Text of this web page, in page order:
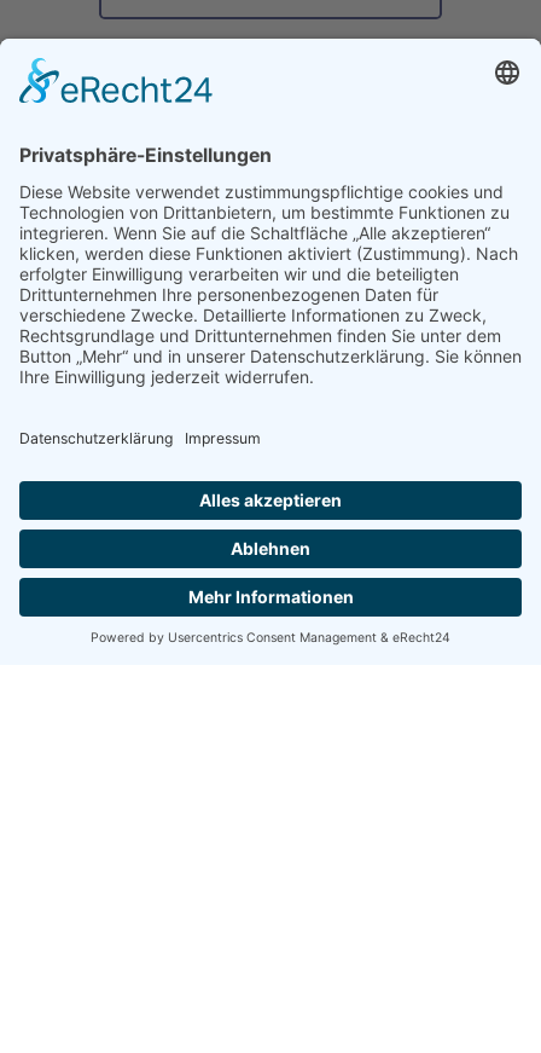
Trainingszeiten
Dienstag: 19:00 Uhr
(Abwechselnd Sportplatz Ostheim oder Hoch-Weisel)
Donnerstag: 19:00 Uhr
(Abwechselnd Sportplatz Ostheim oder Hoch-Weisel)
1. Mannschaft